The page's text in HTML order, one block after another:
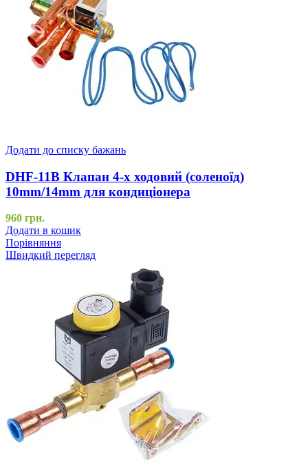
Додати до списку бажань
DHF-11B Клапан 4-х ходовий (соленоїд)
10mm/14mm для кондиціонера
960 грн.
Додати в кошик
Порівняння
Швидкий перегляд